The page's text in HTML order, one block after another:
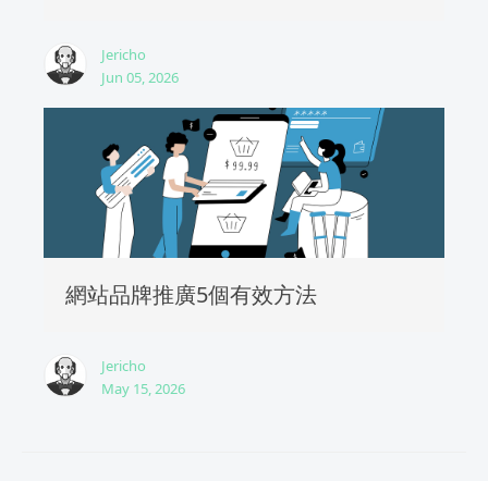
Jericho
Jun 05, 2026
網站品牌推廣5個有效方法
Jericho
May 15, 2026